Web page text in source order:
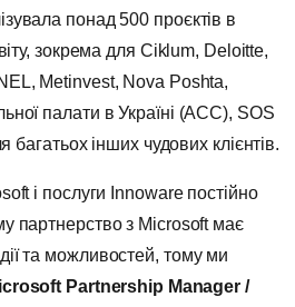
понад 500 проєктів в
зокрема для Ciklum, Deloitte,
Metinvest, Nova Poshta,
палати в Україні (ACC), SOS
інших чудових клієнтів.
і послуги Innoware постійно
партнерство з Microsoft має
та можливостей, тому ми
Partnership Manager /